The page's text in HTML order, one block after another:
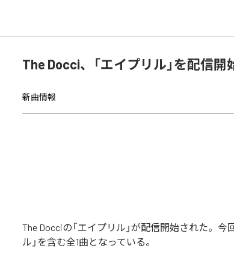
The Docci、「エイプリル」を配信開
新曲情報
The Docciの「エイプリル」が配信開始された。
ル」を含む全1曲となっている。